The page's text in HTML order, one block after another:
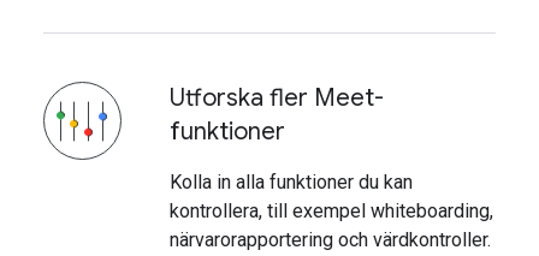
Utforska fler Meet-
funktioner
Kolla in alla funktioner du kan
kontrollera, till exempel whiteboarding,
närvarorapportering och värdkontroller.